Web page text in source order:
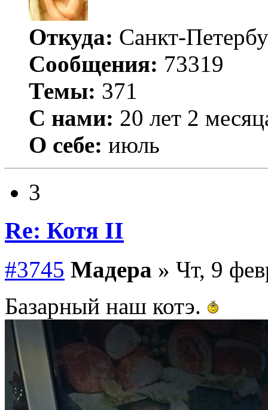
Откуда: Санкт-
Сообщения: 73319
Темы: 371
С нами: 20 лет 2
О себе: июль
3
Re: Котя II
#3745 Мадера » Чт, 9
Базарный наш котэ.